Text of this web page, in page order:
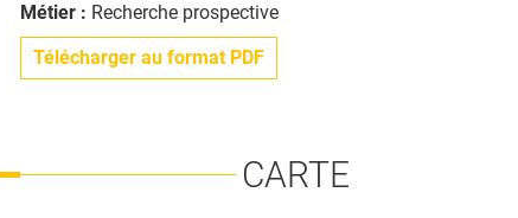
Métier : Recherche prospective
Télécharger au format PDF
CARTE